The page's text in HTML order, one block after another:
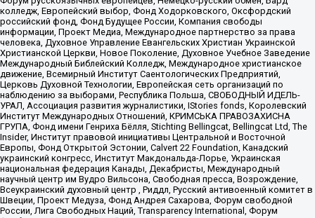
колледж, Европейский выбор, Фонд Ходорковского, Оксфордский
российский фонд, Фонд Будущее России, Компания свободы
информации, Проект Медиа, Международное партнерство за права
человека, Духовное Управление Евангельских Христиан Украинской
Христианской Церкви, Новое Поколение, Духовное Учебное Заведение
Международный Библейский Колледж, Международное христианское
движение, Всемирный Институт Саентологических Предприятий,
Церковь Духовной Технологии, Европейская сеть организаций по
наблюдению за выборами, Республика Польша, СВОБОДНЫЙ ИДЕЛЬ-
УРАЛ, Ассоциация развития журналистики, IStories fonds, Королевский
Институт Международных Отношений, КРИМСЬКА ПРАВОЗАХИСНА
ГРУПА, Фонд имени Генриха Бёлля, Stichting Bellingcat, Bellingcat Ltd, The
Insider, Институт правовой инициативы Центральной и Восточной
Европы, Фонд Открытой Эстонии, Calvert 22 Foundation, Канадский
украинский конгресс, Институт Макдональда-Лорье, Украинская
национальная федерация Канады, Декабристы, Международный
научный центр им Вудро Вильсона, Свободная пресса, Возрождение,
Всеукраинский духовный центр , Риддл, Русский антивоенный комитет в
Швеции, Проект Медуза, Фонд Андрея Сахарова, Форум свободной
России, Лига Свободных Наций, Transparеncy International, Форум